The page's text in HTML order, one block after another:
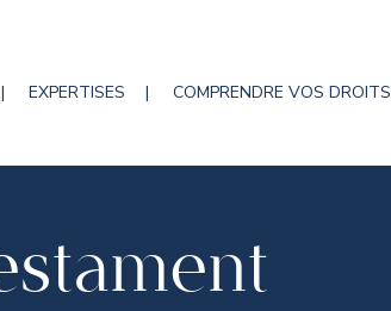
EXPERTISES COMPRENDRE VOS DROITS